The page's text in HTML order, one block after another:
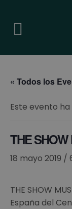
« Todos los
Este evento ha
THE SHOW
18 mayo 2019 /
THE SHOW
España del